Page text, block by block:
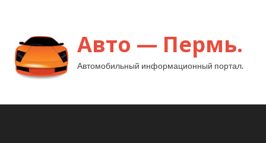
Авто — Пермь.
Автомобильный информационный портал.